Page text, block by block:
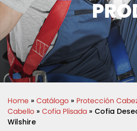
Home » Catálogo » Protección
Cabello » Cofia Plisada » Cofia
Wilshire